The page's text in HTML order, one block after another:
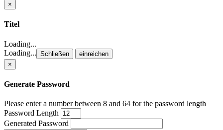
×
Schließen
Titel
Loading...
Loading... Schließen
einreichen
×
Generate Password
Please enter a number between 8 and 64 for the password length
Password Length
Generated Password